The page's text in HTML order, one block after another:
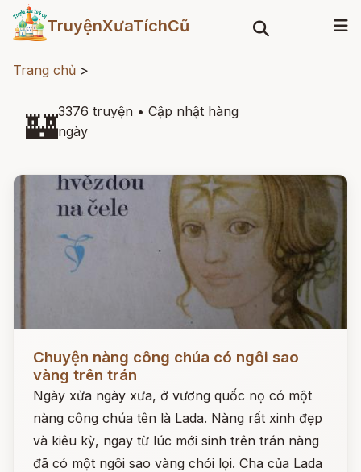
TruyệnXưaTíchCũ
Trang chủ >
🏰3376 truyện • Cập nhật hàng
ngày
Chuyện nàng công chúa có ngôi sao
vàng trên trán
Ngày xửa ngày xưa, ở vương quốc nọ có một
nàng công chúa tên là Lada. Nàng rất xinh đẹp
và kiêu kỳ, ngay từ lúc mới sinh trên trán nàng
đã có một ngôi sao vàng chói lọi. Cha của Lada